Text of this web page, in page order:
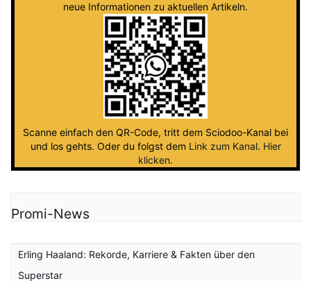
neue Informationen zu aktuellen Artikeln.
Scanne einfach den QR-Code, tritt dem Sciodoo-Kanal bei
und los gehts. Oder du folgst dem Link zum Kanal. Hier
klicken.
Promi-News
Erling Haaland: Rekorde, Karriere & Fakten über den
Superstar